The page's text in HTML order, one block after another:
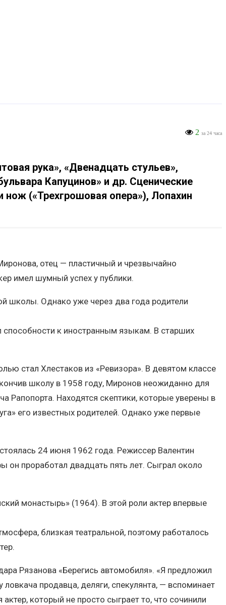
2 за 24 часа
рука», «Двенадцать стульев»,
Капуцинов» и др. Сценические
(«Трехгрошовая опера»), Лопахин
отец — пластичный и чрезвычайно
имел шумный успех у публики.
школы. Однако уже через два года родители
к иностранным языкам. В старших
стал Хлестаков из «Ревизора». В девятом классе
школу в 1958 году, Миронов неожиданно для
Рапопорта. Находятся скептики, которые уверены в
его известных родителей. Однако уже первые
24 июня 1962 года. Режиссер Валентин
он проработал двадцать пять лет. Сыграл около
монастырь» (1964). В этой роли актер впервые
близкая театральной, поэтому работалось
Рязанова «Берегись автомобиля». «Я предложил
продавца, деляги, спекулянта, — вспоминает
который не просто сыграет то, что сочинили